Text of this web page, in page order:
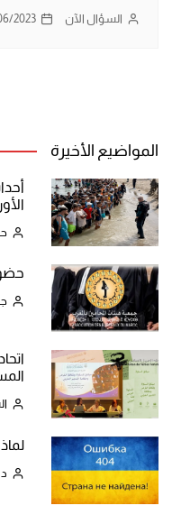
السؤال الآن 2023
المواضيع الأخيرة